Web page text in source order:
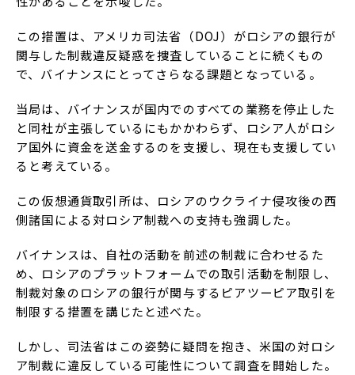
この措置は、アメリカ司法省（DOJ）がロシアの銀行が
関与した制裁違反疑惑を捜査していることに続くもの
で、バイナンスにとってさらなる課題となっている。
当局は、バイナンスが国内でのすべての業務を停止した
と同社が主張しているにもかかわらず、ロシア人がロシ
ア国外に資金を送金するのを支援し、現在も支援してい
ると考えている。
この仮想通貨取引所は、ロシアのウクライナ侵攻後の西
側諸国による対ロシア制裁への支持も強調した。
バイナンスは、自社の活動を前述の制裁に合わせるた
め、ロシアのプラットフォームでの取引活動を制限し、
制裁対象のロシアの銀行が関与するピアツーピア取引を
制限する措置を講じたと述べた。
しかし、司法省はこの姿勢に疑問を抱き、米国の対ロシ
ア制裁に違反している可能性について調査を開始した。